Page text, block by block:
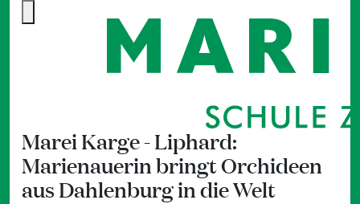
Marei Karge - Liphard:
Marienauerin bringt Orchideen
aus Dahlenburg in die Welt